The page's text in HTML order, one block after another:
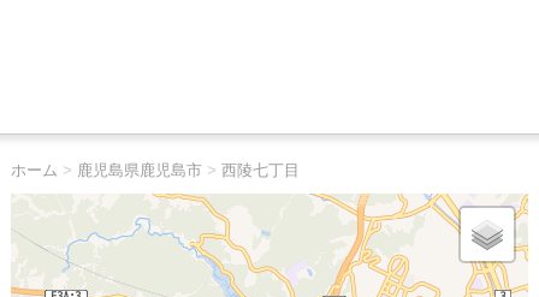
ホーム > 鹿児島県鹿児島市> 西陵七丁目